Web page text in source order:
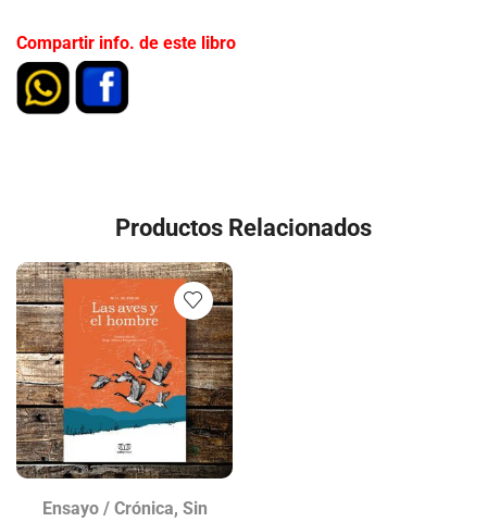
Compartir info. de este libro
Productos Relacionados
Ensayo / Crónica, Sin